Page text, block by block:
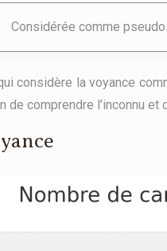
Considérée comme
considère la voyance
comprendre l’inconnu